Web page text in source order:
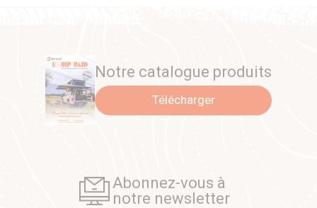
Notre catalogue produits
Télécharger
Abonnez-vous à
notre newsletter